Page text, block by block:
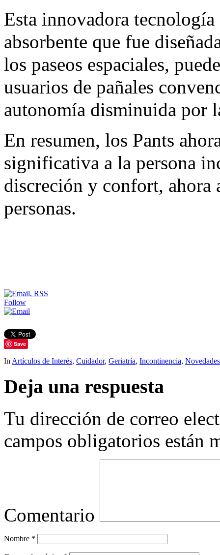
Esta innovadora
absorbente que fue
los paseos espaciales,
usuarios de pañales
autonomía disminuida por
En resumen, los Pants
significativa a la persona
discreción y confort, ahora
personas.
Follow
Save
In Artículos de Interés, Cuidador, Geriatría, Incontinencia, Novedades
Deja una respuesta
Tu dirección de correo
campos obligatorios están
Comentario
Nombre *